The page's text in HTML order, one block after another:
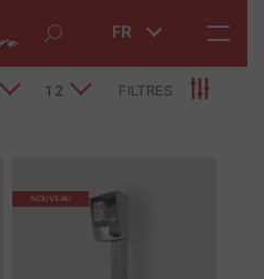
FR
FILTRES
12
NOUVEAU